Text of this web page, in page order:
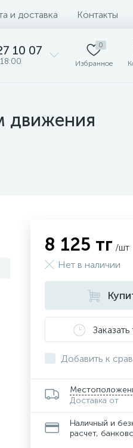
и доставка Контакты
10 07 0
Избранное
движения
8 125 тг /шт
Нет в наличии
Добавить к
Доставка от
Наличный и
расчет,